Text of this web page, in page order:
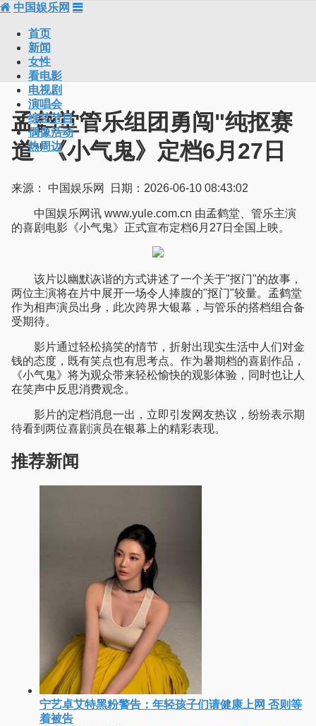
中国娱乐网
首页
新闻
女性
看电影
电视剧
演唱会
综艺节目
偶像活动
热周边
孟鹤堂管乐组团勇闯"纯抠赛
道"《小气鬼》定档6月27日
来源： 中国娱乐网 日期：2026-06-10 08:43:02
中国娱乐网讯 www.yule.com.cn 由孟鹤堂、管乐主演
的喜剧电影《小气鬼》正式宣布定档6月27日全国上映。
该片以幽默诙谐的方式讲述了一个关于"抠门"的故事，
两位主演将在片中展开一场令人捧腹的"抠门"较量。孟鹤堂
作为相声演员出身，此次跨界大银幕，与管乐的搭档组合备
受期待。
影片通过轻松搞笑的情节，折射出现实生活中人们对金
钱的态度，既有笑点也有思考点。作为暑期档的喜剧作品，
《小气鬼》将为观众带来轻松愉快的观影体验，同时也让人
在笑声中反思消费观念。
影片的定档消息一出，立即引发网友热议，纷纷表示期
待看到两位喜剧演员在银幕上的精彩表现。
推荐新闻
宁艺卓艾特黑粉警告：年轻孩子们​请健康上网 否则等
着被告